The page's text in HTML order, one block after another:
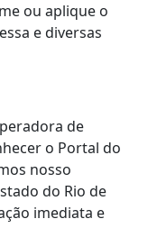
ou aplique o
e diversas
de
o Portal do
nosso
do Rio de
imediata e